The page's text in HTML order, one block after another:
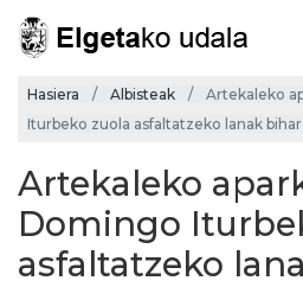
Hasiera Albisteak
Artekaleko
Iturbeko zuola asfaltatzeko lanak bihar
Artekaleko
Domingo
asfaltatzeko